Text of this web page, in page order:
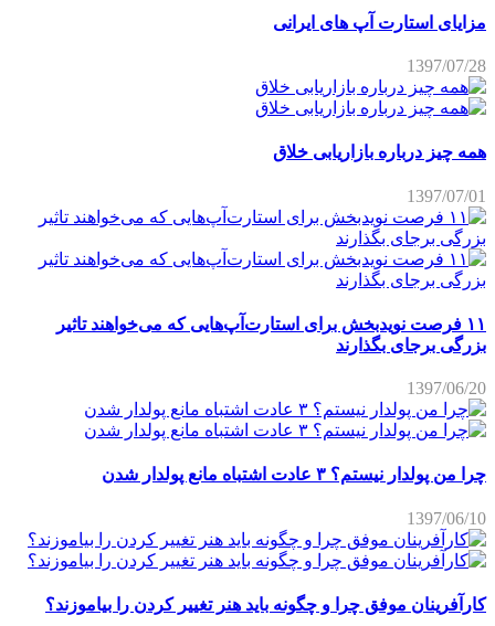
مزایای استارت آپ های ایرانی
1397/07/28
همه چیز درباره بازاریابی خلاق
1397/07/01
۱۱ فرصت نویدبخش برای استارت‌آپ‌هایی که می‌خواهند تاثیر
بزرگی برجای بگذارند
1397/06/20
چرا من پولدار نیستم؟ ۳ عادت اشتباه مانع پولدار شدن
1397/06/10
کارآفرینان موفق چرا و چگونه باید هنر تغییر کردن را بیاموزند؟